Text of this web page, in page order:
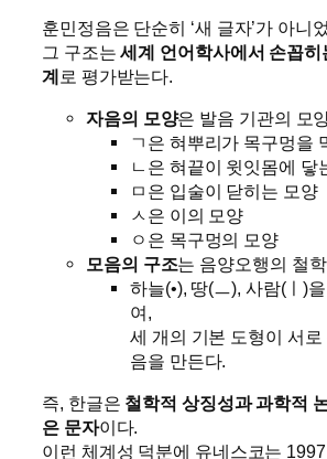
훈민정음은 단순히 ‘새 글자’가 아니
그 구조는세계 언어학사에서 손꼽히
계 로 평가받는다.
자음의 모양은 발음 기관의 모
ㄱ은 혀뿌리가 목구멍을
ㄴ은 혀끝이 윗잇몸에 닿
ㅁ은 입술이 닫히는 모양
ㅅ은 이의 모양
ㅇ은 목구멍의 모양
모음의 구조는 음양오행의 철
하늘(•), 땅(ㅡ), 사람(ㅣ)
여,
세 개의 기본 도형이 서로
음을 만든다.
즉, 한글은 철학적 상징성과 과학적
은 문자이다.
이런 체계성 덕분에 유네스코는 1997